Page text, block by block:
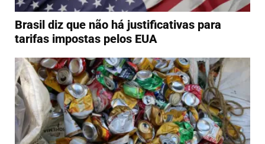
Brasil diz que não há justificativas para
tarifas impostas pelos EUA